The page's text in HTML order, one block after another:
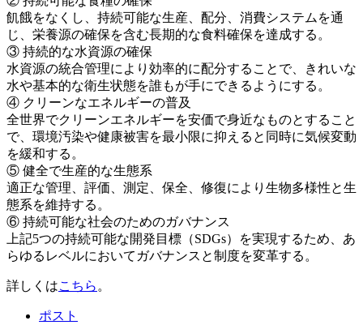
飢餓をなくし、持続可能な生産、配分、消費システムを通
じ、栄養源の確保を含む長期的な食料確保を達成する。
③ 持続的な水資源の確保
水資源の統合管理により効率的に配分することで、きれいな
水や基本的な衛生状態を誰もが手にできるようにする。
④ クリーンなエネルギーの普及
全世界でクリーンエネルギーを安価で身近なものとすること
で、環境汚染や健康被害を最小限に抑えると同時に気候変動
を緩和する。
⑤ 健全で生産的な生態系
適正な管理、評価、測定、保全、修復により生物多様性と生
態系を維持する。
⑥ 持続可能な社会のためのガバナンス
上記5つの持続可能な開発目標（SDGs）を実現するため、あ
らゆるレベルにおいてガバナンスと制度を変革する。
詳しくはこちら 。
ポスト